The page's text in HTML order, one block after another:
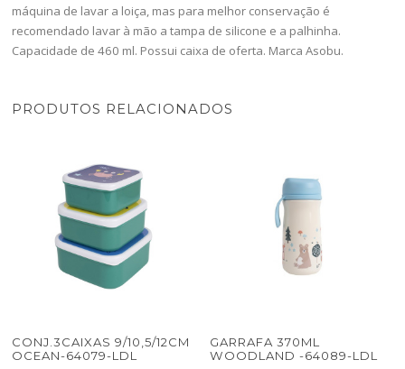
máquina de lavar a loiça, mas para melhor conservação é
recomendado lavar à mão a tampa de silicone e a palhinha.
Capacidade de 460 ml. Possui caixa de oferta. Marca Asobu.
PRODUTOS RELACIONADOS
CONJ.3CAIXAS 9/10,5/12CM
OCEAN-64079-LDL
GARRAFA 370ML
WOODLAND -64089-LDL